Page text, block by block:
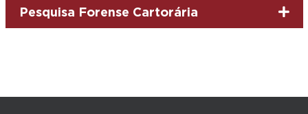
Pesquisa Forense Cartorária